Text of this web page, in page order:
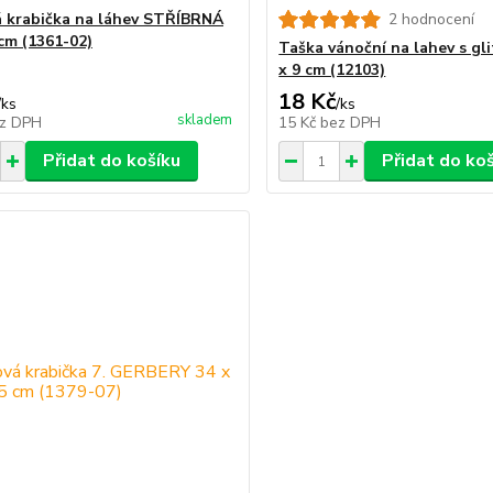
krabička na láhev STŘÍBRNÁ
(1361-02)
ks
DPH
skladem
Přidat do košíku
2 hodnocení
Taška vánoční na lahev s
x 9 cm (12103)
18 Kč/ks
15 Kč bez DPH
Přidat do